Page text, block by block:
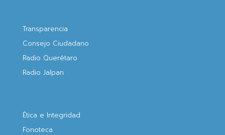
Transparencia
Consejo Ciudadano
Radio Querétaro
Radio Jalpan
Ética e Integridad
Fonoteca